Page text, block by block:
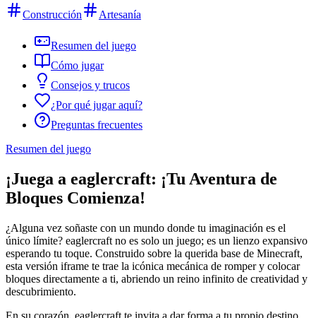
Construcción Artesanía
Resumen del juego
Cómo jugar
Consejos y trucos
¿Por qué jugar aquí?
Preguntas frecuentes
Resumen del juego
¡Juega a eaglercraft: ¡Tu Aventura de
Bloques Comienza!
¿Alguna vez soñaste con un mundo donde tu imaginación es el
único límite? eaglercraft no es solo un juego; es un lienzo expansivo
esperando tu toque. Construido sobre la querida base de Minecraft,
esta versión iframe te trae la icónica mecánica de romper y colocar
bloques directamente a ti, abriendo un reino infinito de creatividad y
descubrimiento.
En su corazón, eaglercraft te invita a dar forma a tu propio destino,